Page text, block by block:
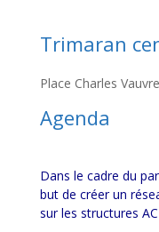
Trimaran
Place Charles
Agenda
Dans le cadre du
but de créer un
sur les structures